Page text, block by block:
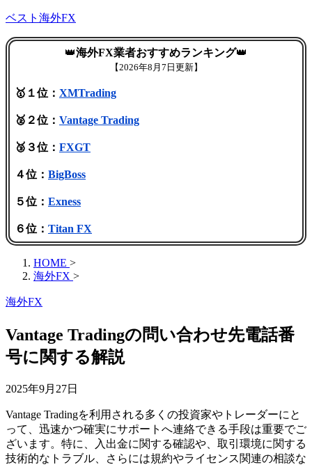
ベスト海外FX
👑海外FX業者おすすめランキング👑
【2026年8月7日更新】
🥇１位： XMTrading
🥈２位： Vantage Trading
🥉３位： FXGT
４位： BigBoss
５位： Exness
６位： Titan FX
HOME >
海外FX >
海外FX
Vantage Tradingの問い合わせ先電話番
号に関する解説
2025年9月27日
Vantage Tradingを利用される多くの投資家やトレーダーにと
って、迅速かつ確実にサポートへ連絡できる手段は重要でご
ざいます。特に、入出金に関する確認や、取引環境に関する
技術的なトラブル、さらには規約やライセンス関連の相談な